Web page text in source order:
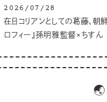
2026/07/28
在日コリアンとしての葛藤、朝
ロフィー』孫明雅監督×ちすん
🌏